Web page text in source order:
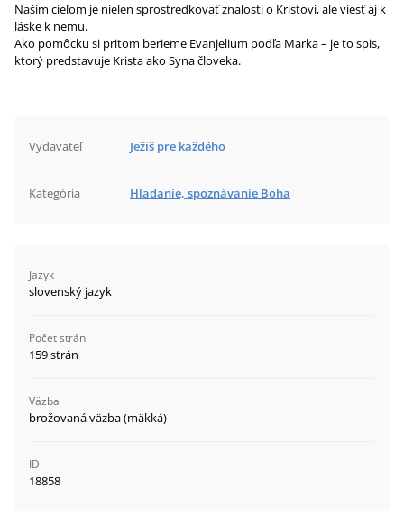
Naším cieľom je nielen sprostredkovať znalosti o Kristovi, ale viesť aj k
láske k nemu.
Ako pomôcku si pritom berieme Evanjelium podľa Marka – je to spis,
ktorý predstavuje Krista ako Syna človeka.
Vydavateľ Ježiš pre každého
Kategória Hľadanie, spoznávanie Boha
Jazyk
slovenský jazyk
Počet strán
159 strán
Väzba
brožovaná väzba (mäkká)
ID
18858